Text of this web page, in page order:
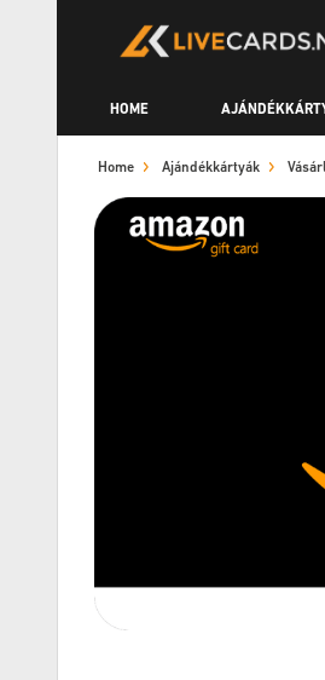
HOME
Home Ajándékkártyák